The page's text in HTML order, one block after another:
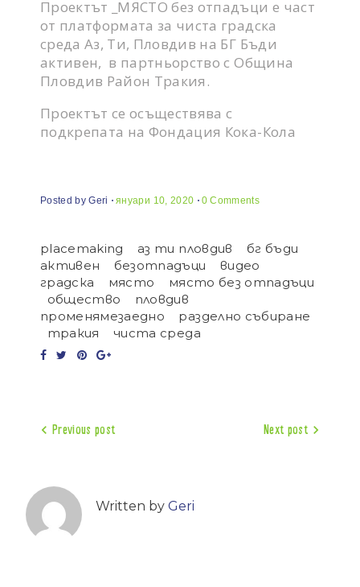
Проектът _МЯСТО без отпадъци е част
от платформата за чиста градска
среда Аз, Ти, Пловдив на БГ Бъди
активен, в партньорство с Община
Пловдив Район Тракия.
Проектът се осъществява с
подкрепата на Фондация Кока-Кола
Posted byGeri януари 10, 2020 0 Comments
placemaking аз ти пловдив
бг бъди
активен
безотпадъци
видео
градска
място
място без отпадъци
общество
пловдив
променямезаедно
разделно събиране
тракия
чиста среда
FacebookTwitterPinterestGoogle+
Навигация
Previous post Next post
Written by Geri